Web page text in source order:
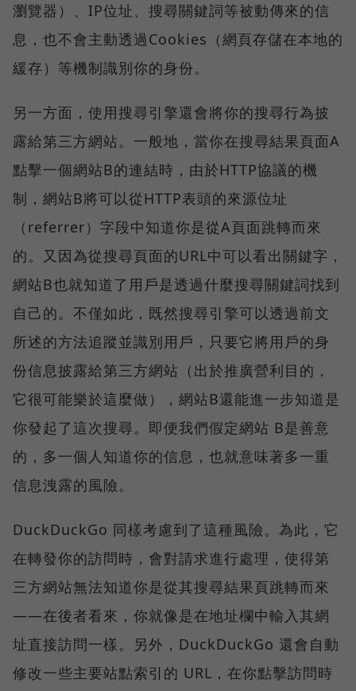
瀏覽器）、IP位址、搜尋關鍵詞等被動傳來的信
息，也不會主動透過Cookies（網頁存儲在本地的
緩存）等機制識別你的身份。
另一方面，使用搜尋引擎還會將你的搜尋行為披
露給第三方網站。一般地，當你在搜尋結果頁面A
點擊一個網站B的連結時，由於HTTP協議的機
制，網站B將可以從HTTP表頭的來源位址
（referrer）字段中知道你是從A頁面跳轉而來
的。又因為從搜尋頁面的URL中可以看出關鍵字，
網站B也就知道了用戶是透過什麼搜尋關鍵詞找到
自己的。不僅如此，既然搜尋引擎可以透過前文
所述的方法追蹤並識別用戶，只要它將用戶的身
份信息披露給第三方網站（出於推廣營利目的，
它很可能樂於這麼做），網站B還能進一步知道是
你發起了這次搜尋。即便我們假定網站 B是善意
的，多一個人知道你的信息，也就意味著多一重
信息洩露的風險。
DuckDuckGo 同樣考慮到了這種風險。為此，它
在轉發你的訪問時，會對請求進行處理，使得第
三方網站無法知道你是從其搜尋結果頁跳轉而來
——在後者看來，你就像是在地址欄中輸入其網
址直接訪問一樣。另外，DuckDuckGo 還會自動
修改一些主要站點索引的 URL，在你點擊訪問時